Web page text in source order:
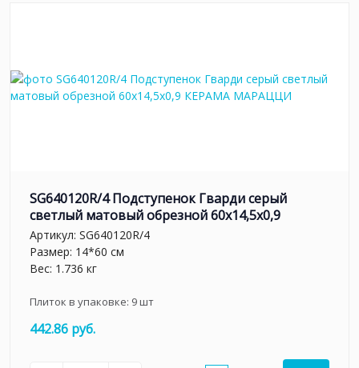
SG640120R/4 Подступенок Гварди серый
светлый матовый обрезной 60x14,5x0,9
Артикул: SG640120R/4
Размер: 14*60 см
Вес: 1.736 кг
Плиток в упаковке: 9шт
442.86 руб.